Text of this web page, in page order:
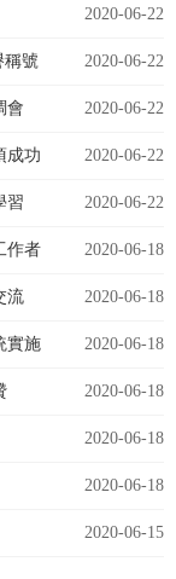
2020-06-22
稱號 2020-06-22
會 2020-06-22
成功 2020-06-22
習 2020-06-22
作者 2020-06-18
流 2020-06-18
實施 2020-06-18
2020-06-18
2020-06-18
2020-06-18
2020-06-15